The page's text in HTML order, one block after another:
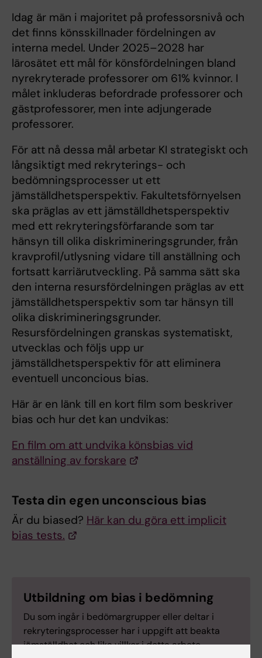
Idag är män i majoritet på professorsnivå och
det finns könsskillnader fördelningen av
interna medel. Under 2025–2028 har
lärosätet ett mål för könsfördelningen bland
nyrekryterade professorer om 61% kvinnor. I
målet inkluderas befordrade professorer och
gästprofessorer, men inte adjungerade
professorer.
För att nå dessa mål arbetar KI strategiskt och
långsiktigt med rekryterings- och
bedömningsprocesser ut ett
jämställdhetsperspektiv. Fakultetsförnyelsen
ska präglas av ett jämställdhetsperspektiv
med ett rekryteringsförfarande som tar
hänsyn till olika diskrimineringsgrunder, från
kravprofil/utlysning vidare till anställning och
fortsatt karriärutveckling. På samma sätt ska
den interna resursfördelningen präglas av ett
jämställdhetsperspektiv som tar hänsyn till
olika diskrimineringsgrunder.
Resursfördelningen granskas systematiskt,
utvecklas och följs upp ur
jämställdhetsperspektiv för att eliminera
eventuell unconcious bias.
Här är en länk till en kort film som beskriver
bias och hur det kan undvikas:
En film om att undvika könsbias vid
anställning av forskare
Testa din egen unconscious bias
Är du biased? Här kan du göra ett implicit
bias tests.
Utbildning om bias i bedömning
Du som ingår i bedömargrupper eller deltar i
rekryteringsprocesser har i uppgift att beakta
jämställdhet och lika villkor i detta arbete.